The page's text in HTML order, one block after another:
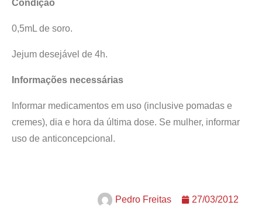
Condição
0,5mL de soro.
Jejum desejável de 4h.
Informações necessárias
Informar medicamentos em uso (inclusive pomadas e
cremes), dia e hora da última dose. Se mulher, informar
uso de anticoncepcional.
Pedro Freitas 27/03/2012